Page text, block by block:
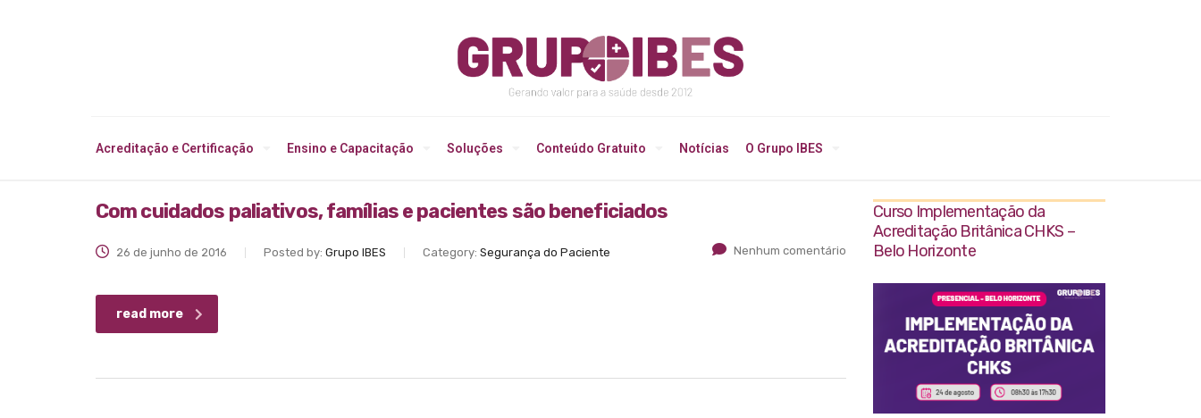
Acreditação e Certificação Ensino e Capacitação Soluções Conteúdo Gratuito Notícias O Grupo IBES
Com cuidados paliativos, famílias e pacientes são beneficiados
26 de junho de 2016 Posted by: Grupo IBES Category: Segurança do Paciente Nenhum comentário
read more
Curso Implementação da
Acreditação Britânica CHKS –
Belo Horizonte